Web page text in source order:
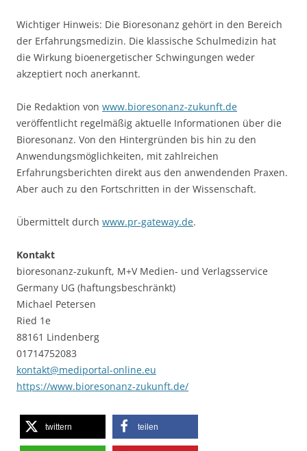
Wichtiger Hinweis: Die Bioresonanz gehört in den Bereich
der Erfahrungsmedizin. Die klassische Schulmedizin hat
die Wirkung bioenergetischer Schwingungen weder
akzeptiert noch anerkannt.
Die Redaktion von www.bioresonanz-zukunft.de
veröffentlicht regelmäßig aktuelle Informationen über die
Bioresonanz. Von den Hintergründen bis hin zu den
Anwendungsmöglichkeiten, mit zahlreichen
Erfahrungsberichten direkt aus den anwendenden Praxen.
Aber auch zu den Fortschritten in der Wissenschaft.
Übermittelt durch www.pr-gateway.de.
Kontakt
bioresonanz-zukunft, M+V Medien- und Verlagsservice
Germany UG (haftungsbeschränkt)
Michael Petersen
Ried 1e
88161 Lindenberg
01714752083
kontakt@mediportal-online.eu
https://www.bioresonanz-zukunft.de/
twittern teilen